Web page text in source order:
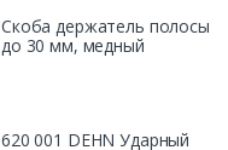
Скоба держатель полосы
до 30 мм, медный
620 001 DEHN Ударный